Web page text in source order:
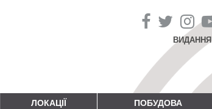
ВИДАННЯ
ЛОКАЦІЇ ПОБУДОВА